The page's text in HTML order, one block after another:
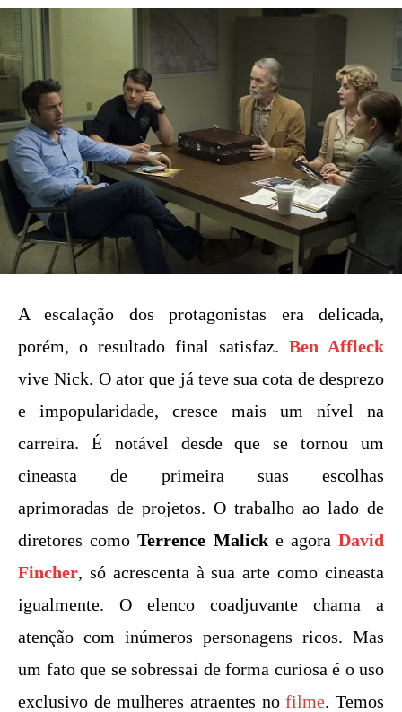
A escalação dos protagonistas era delicada,
porém, o resultado final satisfaz. Ben Affleck
vive Nick. O ator que já teve sua cota de desprezo
e impopularidade, cresce mais um nível na
carreira. É notável desde que se tornou um
cineasta de primeira suas escolhas
aprimoradas de projetos. O trabalho ao lado de
diretores comoTerrence Malicke agoraDavid
Fincher, só acrescenta à sua arte como cineasta
igualmente. O elenco coadjuvante chama a
atenção com inúmeros personagens ricos. Mas
um fato que se sobressai de forma curiosa é o uso
exclusivo de mulheres atraentes nofilme. Temos